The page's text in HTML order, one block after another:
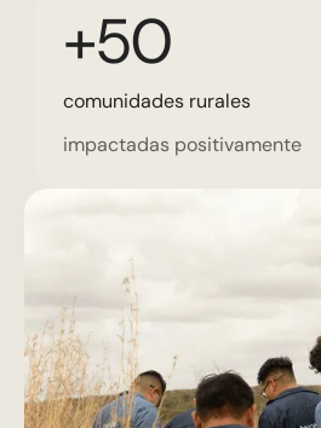
+50
comunidades rurales
impactadas positivamente